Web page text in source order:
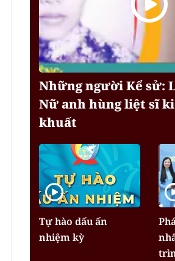
Những người Kể sử:
Nữ anh hùng liệt sĩ
khuất
Tự hào dấu ấn
nhiệm kỳ